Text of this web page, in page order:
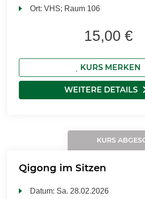
Ort:VHS; Raum 106
15,00 €
KURS MERKEN
WEITERE DETAILS
KURS
Qigong im Sitzen
Datum: Sa. 28.02.2026